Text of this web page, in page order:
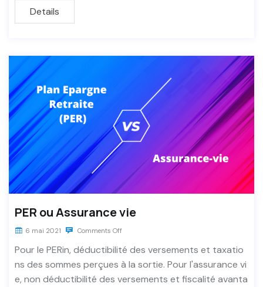
Details
PER ou Assurance vie
6 mai 2021 Comments Off
Pour le PERin, déductibilité des versements et taxatio
ns des sommes perçues à la sortie. Pour l'assurance vi
e, non déductibilité des versements et fiscalité avanta